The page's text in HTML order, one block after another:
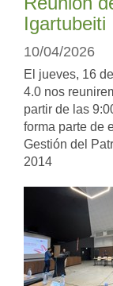
Igartubeiti
10/04/2026
El jueves, 16
4.0 nos
partir de las
forma parte de
Gestión del
2014